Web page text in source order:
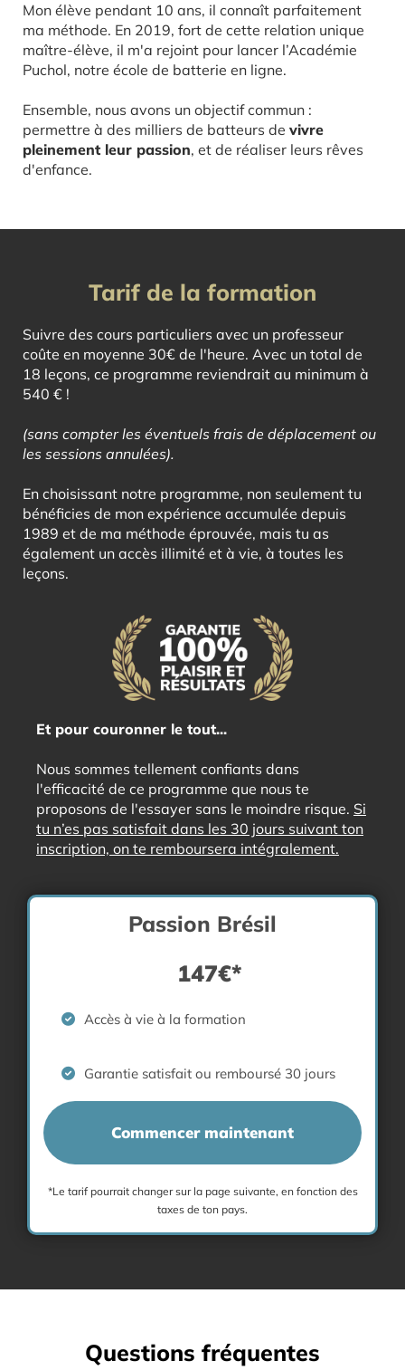
Mon élève pendant 10 ans, il connaît parfaitement
ma méthode. En 2019, fort de cette relation unique
maître-élève, il m'a rejoint pour lancer l’Académie
Puchol, notre école de batterie en ligne.
Ensemble, nous avons un objectif commun :
permettre à des milliers de batteurs de vivre
pleinement leur passion, et de réaliser leurs rêves
d'enfance.
Tarif de la formation
Suivre des cours particuliers avec un professeur
coûte en moyenne 30€ de l'heure. Avec un total de
18 leçons, ce programme reviendrait au minimum à
540 € !
(sans compter les éventuels frais de déplacement ou
les sessions annulées).
En choisissant notre programme, non seulement tu
bénéficies de mon expérience accumulée depuis
1989 et de ma méthode éprouvée, mais tu as
également un accès illimité et à vie, à toutes les
leçons.
Et pour couronner le tout...
Nous sommes tellement confiants dans
l'efficacité de ce programme que nous te
proposons de l'essayer sans le moindre risque. Si
tu n’es pas satisfait dans les 30 jours suivant ton
inscription, on te remboursera intégralement.
Passion Brésil
147€*
Accès à vie à la formation
Garantie satisfait ou remboursé 30 jours
Commencer maintenant
*Le tarif pourrait changer sur la page suivante, en fonction des
taxes de ton pays.
Questions fréquentes